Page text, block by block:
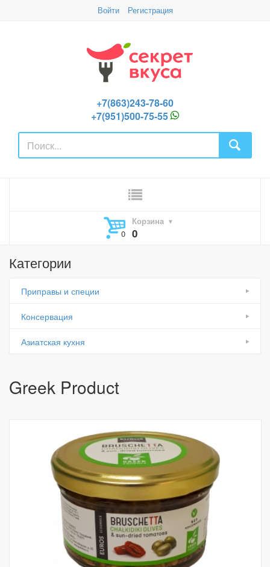
Войти Регистрация
+7(863)243-78-60
+7(951)500-75-55
Корзина
0
Категории
Приправы и специи
Консервация
Азиатская кухня
Greek Product